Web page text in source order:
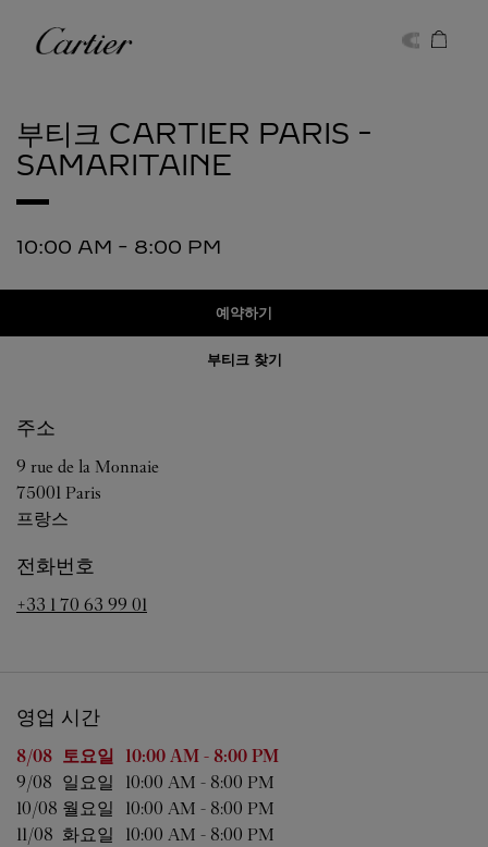
까르띠에
부티크 CARTIER PARIS -
SAMARITAINE
10:00 AM - 8:00 PM
예약하기
부티크 찾기
주소
9 rue de la Monnaie
75001 Paris
프랑스
전화번호
+33 1 70 63 99 01
영업 시간
요일영업 시간
8/08 토요일 10:00 AM - 8:00 PM
9/08 일요일 10:00 AM - 8:00 PM
10/08 월요일 10:00 AM - 8:00 PM
11/08 화요일 10:00 AM - 8:00 PM